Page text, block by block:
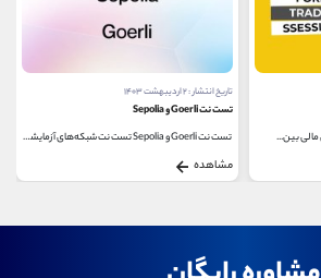
تاریخ انتشار : ۱۲ آبان ۱۴۰۰
ضرر ناپایدار (Impermanent Loss) چیست؟
برای هر سرمایه‌گذاری، آگاهی از ریسک‌های...
مشاهده